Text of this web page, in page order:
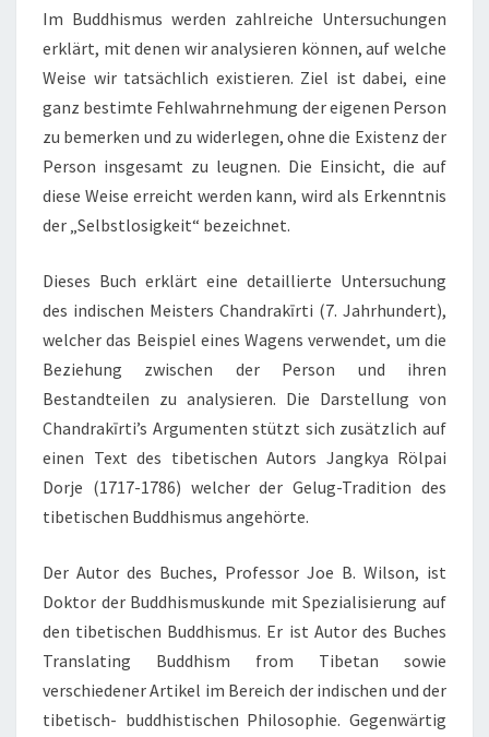
Im Buddhismus werden zahlreiche Untersuchungen
erklärt, mit denen wir analysieren können, auf welche
Weise wir tatsächlich existieren. Ziel ist dabei, eine
ganz bestimte Fehlwahrnehmung der eigenen Person
zu bemerken und zu widerlegen, ohne die Existenz der
Person insgesamt zu leugnen. Die Einsicht, die auf
diese Weise erreicht werden kann, wird als Erkenntnis
der „Selbstlosigkeit“ bezeichnet.
Dieses Buch erklärt eine detaillierte Untersuchung
des indischen Meisters Chandrakīrti (7. Jahrhundert),
welcher das Beispiel eines Wagens verwendet, um die
Beziehung zwischen der Person und ihren
Bestandteilen zu analysieren. Die Darstellung von
Chandrakīrti’s Argumenten stützt sich zusätzlich auf
einen Text des tibetischen Autors Jangkya Rölpai
Dorje (1717-1786) welcher der Gelug-Tradition des
tibetischen Buddhismus angehörte.
Der Autor des Buches, Professor Joe B. Wilson, ist
Doktor der Buddhismuskunde mit Spezialisierung auf
den tibetischen Buddhismus. Er ist Autor des Buches
Translating Buddhism from Tibetan sowie
verschiedener Artikel im Bereich der indischen und der
tibetisch- buddhistischen Philosophie. Gegenwärtig